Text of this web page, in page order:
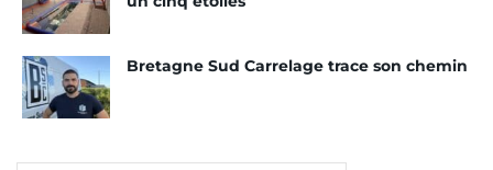
Bretagne Sud Carrelage trace son chemin